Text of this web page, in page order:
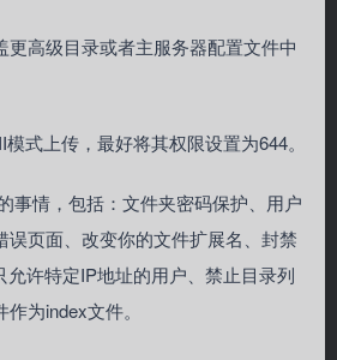
更高级目录或者主服务器配置文件中
式上传，最好将其权限设置为644。
事情，包括：文件夹密码保护、用户
误页面、改变你的文件扩展名、封禁
许特定IP地址的用户、禁止目录列
为index文件。